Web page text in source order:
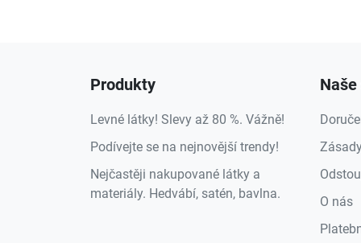
Produkty
Levné látky! Slevy až 80 %. Vážně!
Podívejte se na nejnovější trendy!
Nejčastěji nakupované látky a
materiály. Hedvábí, satén, bavlna.
O nás